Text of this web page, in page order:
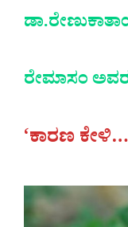
ರೇಮಾಸಂ
‘ಕಾರಣ